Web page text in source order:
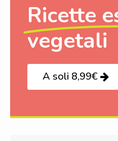
Ricette
vegetali
A soli 8,99€